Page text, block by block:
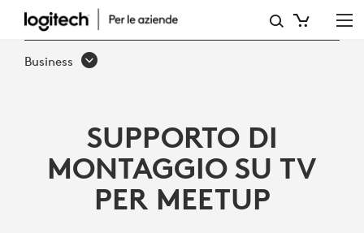
SUPPORTO
PER
Business
SUPPORTO DI
MONTAGGIO SU TV
PER MEETUP